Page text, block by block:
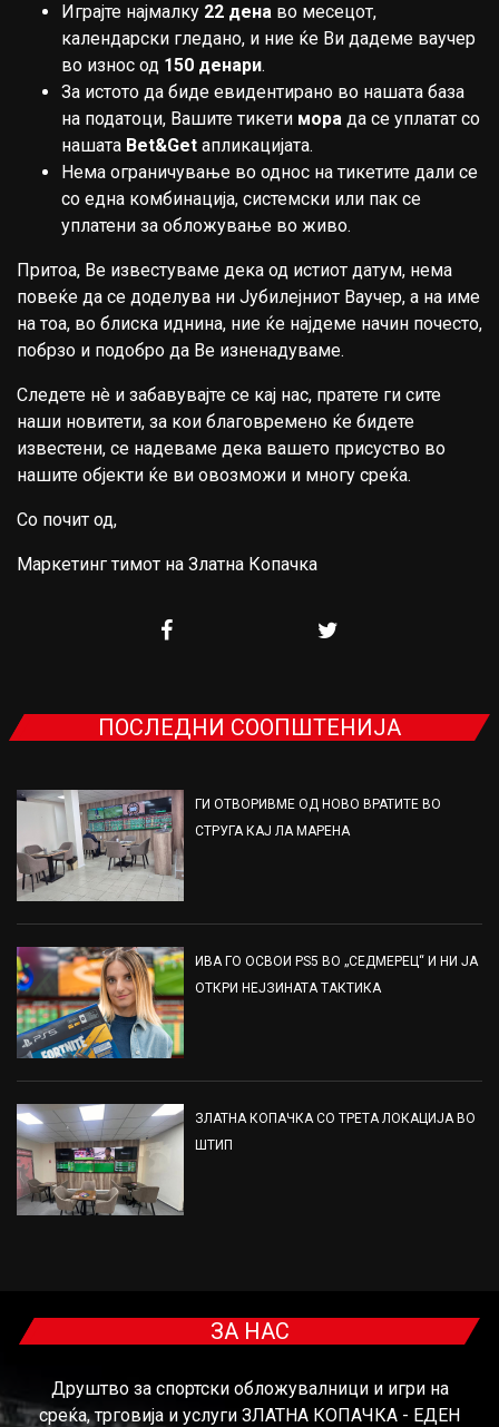
Играјте најмалку 22 дена во месецот,
календарски гледано, и ние ќе Ви дадеме ваучер
во износ од 150 денари.
За истото да биде евидентирано во нашата база
на податоци, Вашите тикети мора да се уплатат со
нашата Bet&Get апликацијата.
Нема ограничување во однос на тикетите дали се
со една комбинација, системски или пак се
уплатени за обложување во живо.
Притоа, Ве известуваме дека од истиот датум, нема
повеќе да се доделува ни Јубилејниот Ваучер, а на име
на тоа, во блиска иднина, ние ќе најдеме начин почесто,
побрзо и подобро да Ве изненадуваме.
Следете нè и забавувајте се кај нас, пратете ги сите
наши новитети, за кои благовремено ќе бидете
известени, се надеваме дека вашето присуство во
нашите објекти ќе ви овозможи и многу среќа.
Со почит од,
Маркетинг тимот на Златна Копачка
ПОСЛЕДНИ СООПШТЕНИЈА
ГИ ОТВОРИВМЕ ОД НОВО ВРАТИТЕ ВО
СТРУГА КАЈ ЛА МАРЕНА
ИВА ГО ОСВОИ PS5 ВО „СЕДМЕРЕЦ“ И НИ ЈА
ОТКРИ НЕЈЗИНАТА ТАКТИКА
ЗЛАТНА КОПАЧКА СО ТРЕТА ЛОКАЦИЈА ВО
ШТИП
ЗА НАС
Друштво за спортски обложувалници и игри на
среќа, трговија и услуги ЗЛАТНА КОПАЧКА - ЕДЕН